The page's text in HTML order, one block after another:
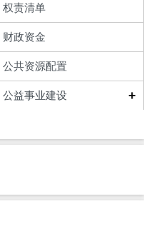
权责清单
财政资金
公共资源配置
公益事业建设 +